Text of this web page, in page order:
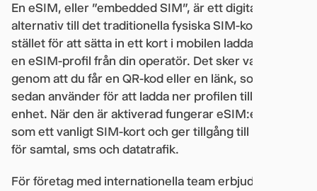
En eSIM, eller ”embedded SIM”, är ett digitalt
alternativ till det traditionella fysiska SIM-kortet. I
stället för att sätta in ett kort i mobilen laddar du ner
en eSIM-profil från din operatör. Det sker vanligtvis
genom att du får en QR-kod eller en länk, som du
sedan använder för att ladda ner profilen till din
enhet. När den är aktiverad fungerar eSIM:et precis
som ett vanligt SIM-kort och ger tillgång till mobilnät
för samtal, sms och datatrafik.
För företag med internationella team erbjuder eSIM